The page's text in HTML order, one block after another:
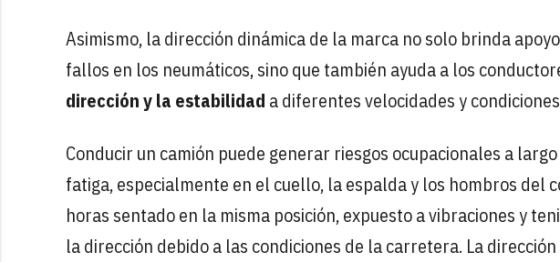
Asimismo, la dirección dinámica de la marca no solo brinda
fallos en los neumáticos, sino que también ayuda a los
dirección y la estabilidad a diferentes velocidades y
Conducir un camión puede generar riesgos ocupacionales a
fatiga, especialmente en el cuello, la espalda y los hombros del
horas sentado en la misma posición, expuesto a vibraciones y
la dirección debido a las condiciones de la carretera. La